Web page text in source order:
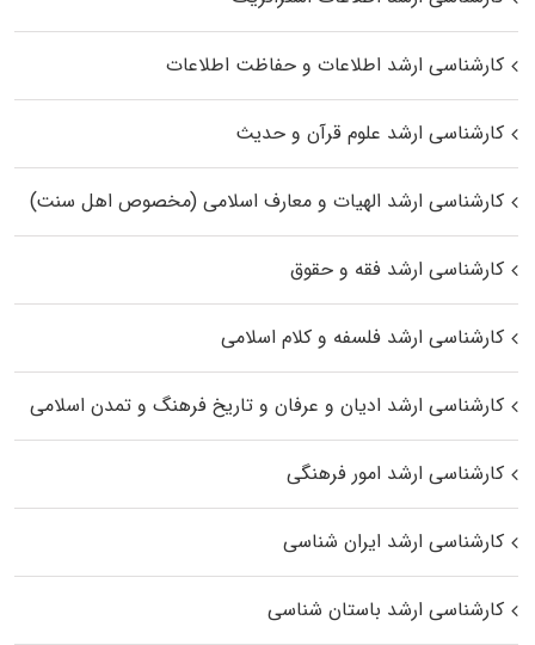
کارشناسی ارشد اطلاعات و حفاظت اطلاعات
کارشناسی ارشد علوم قرآن و حدیث
کارشناسی ارشد الهیات و معارف اسلامی (مخصوص اهل سنت)
کارشناسی ارشد فقه و حقوق
کارشناسی ارشد فلسفه و کلام اسلامی
کارشناسی ارشد ادیان و عرفان و تاریخ فرهنگ و تمدن اسلامی
کارشناسی ارشد امور فرهنگی
کارشناسی ارشد ایران شناسی
کارشناسی ارشد باستان شناسی